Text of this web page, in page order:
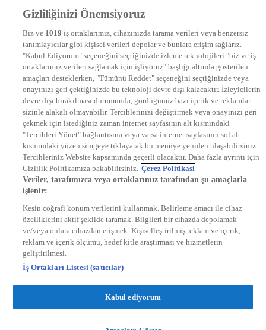
DYG Televizyonlar
STAR
EURO STAR
KRAL POP TV
DYG Radyolar
NTV RADYO
KRAL FM
KRAL POP
EKSEN
VOYAGE
DYG Dijital
ntv.com.tr
ntvspor.net
secim.ntv.com.tr
startv.com.tr
kralmuzik.com.tr
Gizliliğinizi Önemsiyoruz
Biz ve 1019 iş ortaklarımız, cihazınızda tarama verileri veya benzersiz
tanımlayıcılar gibi kişisel verileri depolar ve bunlara erişim sağlarız.
"Kabul Ediyorum" seçeneğini seçtiğinizde izleme teknolojileri "biz ve iş
ortaklarımız verileri sağlamak için işliyoruz" başlığı altında gösterilen
amaçları desteklerken, "Tümünü Reddet" seçeneğini seçtiğinizde veya
onayınızı geri çektiğinizde bu teknoloji devre dışı kalacaktır. İzleyicilerin
devre dışı bırakılması durumunda, gördüğünüz bazı içerik ve reklamlar
sizinle alakalı olmayabilir. Tercihlerinizi değiştirmek veya onayınızı geri
çekmek için istediğiniz zaman internet sayfasının alt kısmındaki
"Tercihleri Yönet" bağlantısına veya varsa internet sayfasının sol alt
kısmındaki yüzen simgeye tıklayarak bu menüye yeniden ulaşabilirsiniz.
Tercihleriniz Website kapsamında geçerli olacaktır. Daha fazla ayrıntı için
Gizlilik Politikamıza bakabilirsiniz. Çerez Politikasi
Veriler, tarafımızca veya ortaklarımız tarafından şu amaçlarla
işlenir:
Kesin coğrafi konum verilerini kullanmak. Belirleme amacı ile cihaz
özelliklerini aktif şekilde taramak. Bilgileri bir cihazda depolamak
ve/veya onlara cihazdan erişmek. Kişiselleştirilmiş reklam ve içerik,
reklam ve içerik ölçümü, hedef kitle araştırması ve hizmetlerin
geliştirilmesi.
İş Ortakları Listesi (satıcılar)
Kabul ediyorum